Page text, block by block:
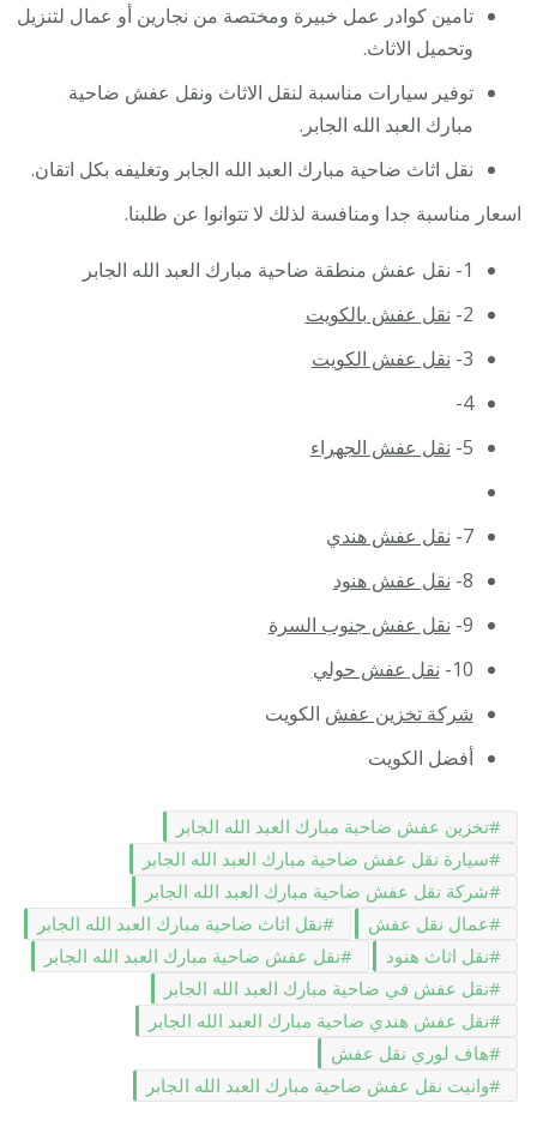
تامين كوادر عمل خبيرة ومختصة من نجارين أو عمال لتنزيل
وتحميل الاثاث.
توفير سيارات مناسبة لنقل الاثاث ونقل عفش ضاحية
مبارك العبد الله الجابر.
نقل اثاث ضاحية مبارك العبد الله الجابر وتغليفه بكل اتقان.
اسعار مناسبة جدا ومنافسة لذلك لا تتوانوا عن طلبنا.
1- نقل عفش منطقة ضاحية مبارك العبد الله الجابر
2- نقل عفش بالكويت
3- نقل عفش الكويت
4-
5- نقل عفش الجهراء
7- نقل عفش هندي
8- نقل عفش هنود
9- نقل عفش جنوب السرة
10- نقل عفش حولي
شركة تخزين عفش الكويت
أفضل الكويت
تخزين عفش ضاحية مبارك العبد الله الجابر
سيارة نقل عفش ضاحية مبارك العبد الله الجابر
شركة نقل عفش ضاحية مبارك العبد الله الجابر
عمال نقل عفش
نقل اثاث ضاحية مبارك العبد الله الجابر
نقل اثاث هنود
نقل عفش ضاحية مبارك العبد الله الجابر
نقل عفش في ضاحية مبارك العبد الله الجابر
نقل عفش هندي ضاحية مبارك العبد الله الجابر
هاف لوري نقل عفش
وانيت نقل عفش ضاحية مبارك العبد الله الجابر